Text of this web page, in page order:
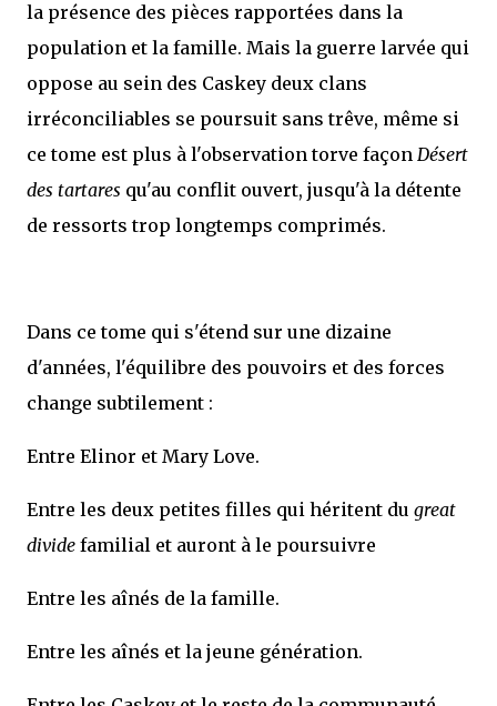
la présence des pièces rapportées dans la
population et la famille. Mais la guerre larvée qui
oppose au sein des Caskey deux clans
irréconciliables se poursuit sans trêve, même si
ce tome est plus à l'observation torve façon Désert
des tartares qu'au conflit ouvert, jusqu'à la détente
de ressorts trop longtemps comprimés.
Dans ce tome qui s'étend sur une dizaine
d'années, l'équilibre des pouvoirs et des forces
change subtilement :
Entre Elinor et Mary Love.
Entre les deux petites filles qui héritent du great
divide familial et auront à le poursuivre
Entre les aînés de la famille.
Entre les aînés et la jeune génération.